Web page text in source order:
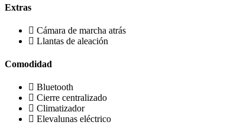
Extras
Cámara de marcha atrás
Llantas de aleación
Comodidad
Bluetooth
Cierre centralizado
Climatizador
Elevalunas eléctrico